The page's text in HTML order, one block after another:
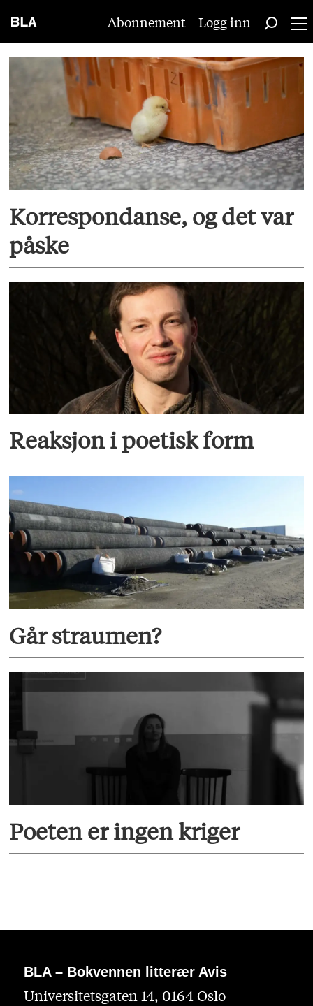
Abonnement Logg inn
Tag:
ukraina
Korrespondanse, og det var
påske
Reaksjon i poetisk form
Går straumen?
Poeten er ingen kriger
BLA – Bokvennen litterær Avis
Universitetsgaten 14, 0164 Oslo